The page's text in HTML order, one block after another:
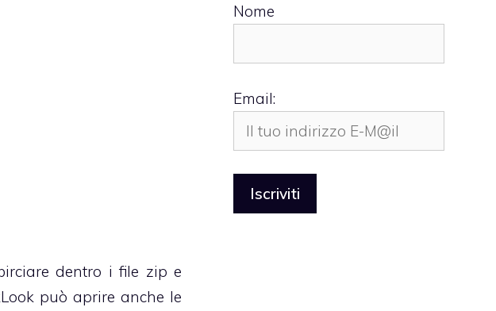
dentro i file zip e
può aprire anche le
Nome
Email: